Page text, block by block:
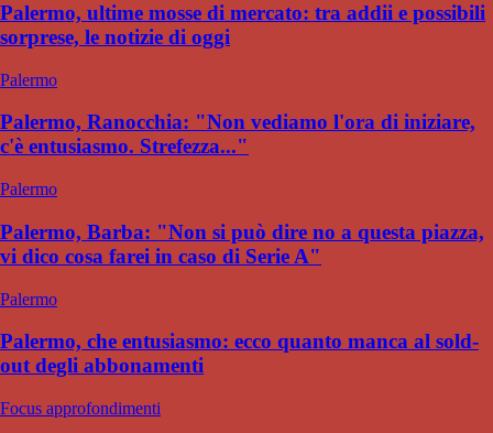
Palermo, ultime mosse di mercato: tra addii e possibili
sorprese, le notizie di oggi
Palermo
Palermo, Ranocchia: "Non vediamo l'ora di iniziare,
c'è entusiasmo. Strefezza..."
Palermo
Palermo, Barba: "Non si può dire no a questa piazza,
vi dico cosa farei in caso di Serie A"
Palermo
Palermo, che entusiasmo: ecco quanto manca al sold-
out degli abbonamenti
Focus approfondimenti